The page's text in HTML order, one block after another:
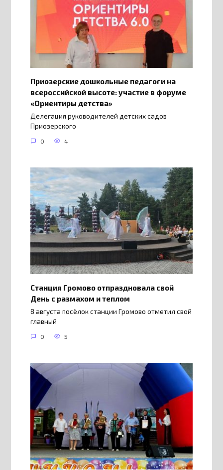
Приозерские дошкольные педагоги на
всероссийской высоте: участие в форуме
«Ориентиры детства»
Делегация руководителей детских садов
Приозерского
0 4
Станция Громово отпраздновала свой
День с размахом и теплом
8 августа посёлок станции Громово отметил свой
главный
0 5